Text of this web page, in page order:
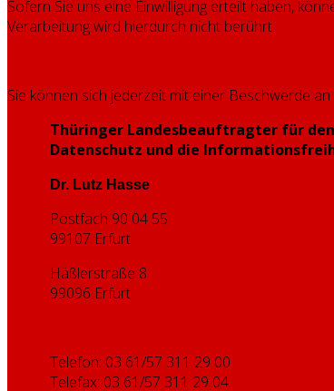
Sofern Sie uns eine Einwilligung erteilt haben,
Verarbeitung wird hierdurch nicht berührt.
Sie können sich jederzeit mit einer Beschwerde
Thüringer Landesbeauftragter für den
Datenschutz und die
Dr. Lutz Hasse
Postfach 90 04 55
99107 Erfurt
Häßlerstraße 8
99096 Erfurt
Telefon: 03 61/57 311 29 00
Telefax: 03 61/57 311 29 04